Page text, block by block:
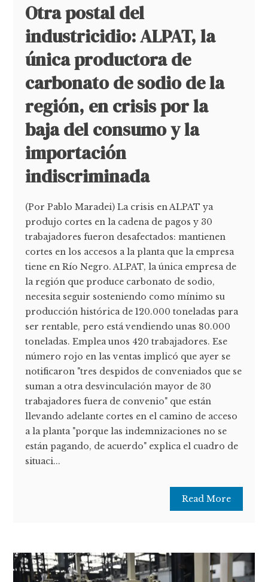
Otra postal del
industricidio: ALPAT, la
única productora de
carbonato de sodio de la
región, en crisis por la
baja del consumo y la
importación
indiscriminada
(Por Pablo Maradei) La crisis en ALPAT ya
produjo cortes en la cadena de pagos y 30
trabajadores fueron desafectados: mantienen
cortes en los accesos a la planta que la empresa
tiene en Río Negro. ALPAT, la única empresa de
la región que produce carbonato de sodio,
necesita seguir sosteniendo como mínimo su
producción histórica de 120.000 toneladas para
ser rentable, pero está vendiendo unas 80.000
toneladas. Emplea unos 420 trabajadores. Ese
número rojo en las ventas implicó que ayer se
notificaron "tres despidos de conveniados que se
suman a otra desvinculación mayor de 30
trabajadores fuera de convenio" que están
llevando adelante cortes en el camino de acceso
a la planta "porque las indemnizaciones no se
están pagando, de acuerdo" explica el cuadro de
situaci...
Read More